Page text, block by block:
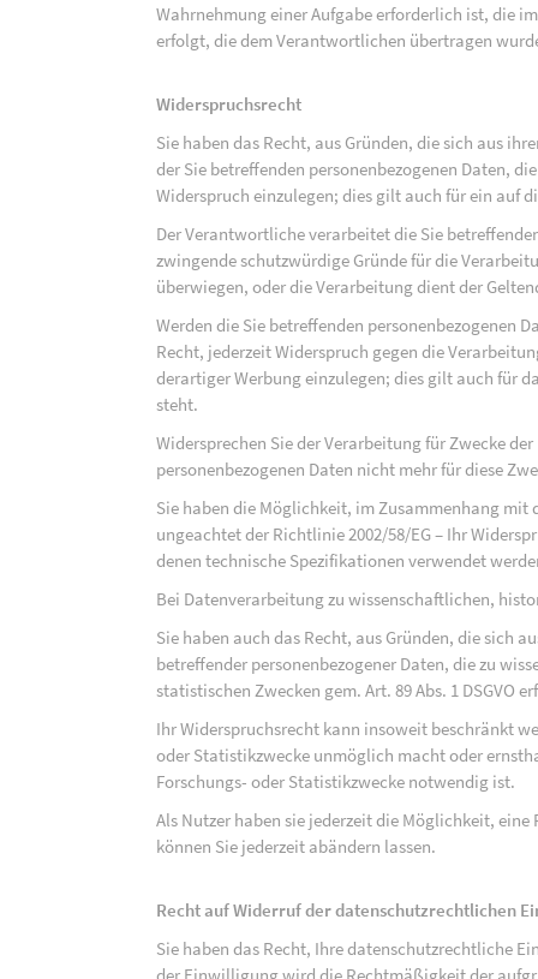
Wahrnehmung einer Aufgabe erforderlich ist, die
erfolgt, die dem Verantwortlichen übertragen
Widerspruchsrecht
Sie haben das Recht, aus Gründen, die sich aus
der Sie betreffenden personenbezogenen Daten,
Widerspruch einzulegen; dies gilt auch für ein auf
Der Verantwortliche verarbeitet die Sie
zwingende schutzwürdige Gründe für die
überwiegen, oder die Verarbeitung dient der
Werden die Sie betreffenden personenbezogenen
Recht, jederzeit Widerspruch gegen die
derartiger Werbung einzulegen; dies gilt auch für
steht.
Widersprechen Sie der Verarbeitung für Zwecke
personenbezogenen Daten nicht mehr für diese
Sie haben die Möglichkeit, im Zusammenhang
ungeachtet der Richtlinie 2002/58/EG – Ihr
denen technische Spezifikationen verwendet
Bei Datenverarbeitung zu wissenschaftlichen,
Sie haben auch das Recht, aus Gründen, die sich
betreffender personenbezogener Daten, die zu
statistischen Zwecken gem. Art. 89 Abs. 1 DSGVO
Ihr Widerspruchsrecht kann insoweit beschränkt
oder Statistikzwecke unmöglich macht oder
Forschungs- oder Statistikzwecke notwendig ist.
Als Nutzer haben sie jederzeit die Möglichkeit,
können Sie jederzeit abändern lassen.
Recht auf Widerruf der datenschutzrechtlichen
Sie haben das Recht, Ihre datenschutzrechtliche